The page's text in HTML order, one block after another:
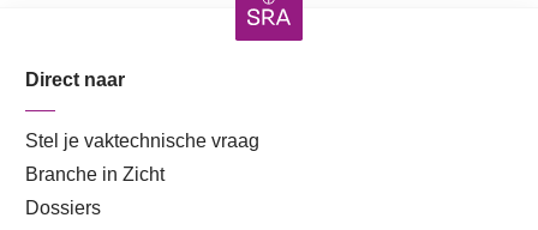
Direct naar
Stel je vaktechnische vraag
Branche in Zicht
Dossiers